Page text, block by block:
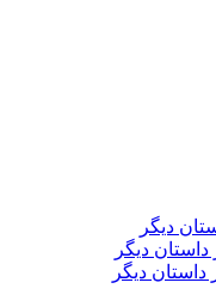
دیگر
دیگر
دیگر